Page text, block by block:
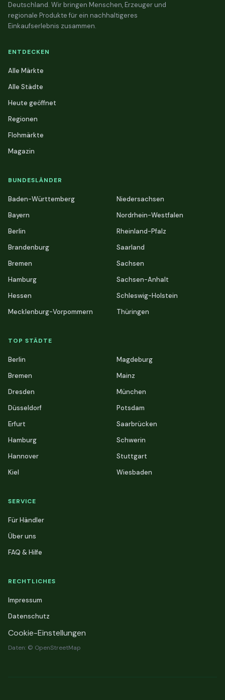
Deutschland. Wir bringen Menschen, Erzeuger und
regionale Produkte für ein nachhaltigeres
Einkaufserlebnis zusammen.
ENTDECKEN
Alle Märkte
Alle Städte
Heute geöffnet
Regionen
Flohmärkte
Magazin
BUNDESLÄNDER
Baden-Württemberg
Bayern
Berlin
Brandenburg
Bremen
Hamburg
Hessen
Mecklenburg-Vorpommern
Niedersachsen
Nordrhein-Westfalen
Rheinland-Pfalz
Saarland
Sachsen
Sachsen-Anhalt
Schleswig-Holstein
Thüringen
TOP STÄDTE
Berlin
Bremen
Dresden
Düsseldorf
Erfurt
Hamburg
Hannover
Kiel
Magdeburg
Mainz
München
Potsdam
Saarbrücken
Schwerin
Stuttgart
Wiesbaden
SERVICE
Für Händler
Über uns
FAQ & Hilfe
RECHTLICHES
Impressum
Datenschutz
Cookie-Einstellungen
Daten: © OpenStreetMap